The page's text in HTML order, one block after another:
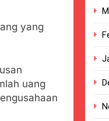
Pendidikan di
PJIT 2026, Dukung
yang
uang